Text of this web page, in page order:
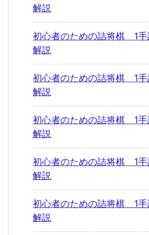
解説
初心者のための詰将棋 1
解説
初心者のための詰将棋 1
解説
初心者のための詰将棋 1
解説
初心者のための詰将棋 1
解説
初心者のための詰将棋 1
解説